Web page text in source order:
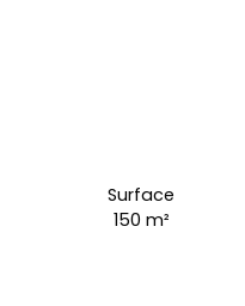
Surface
150 m²